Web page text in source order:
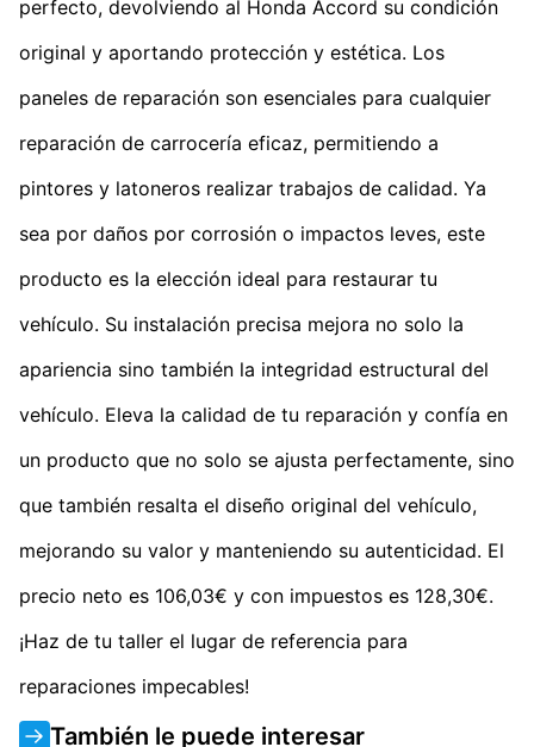
perfecto, devolviendo al Honda Accord su condición
original y aportando protección y estética. Los
paneles de reparación son esenciales para cualquier
reparación de carrocería eficaz, permitiendo a
pintores y latoneros realizar trabajos de calidad. Ya
sea por daños por corrosión o impactos leves, este
producto es la elección ideal para restaurar tu
vehículo. Su instalación precisa mejora no solo la
apariencia sino también la integridad estructural del
vehículo. Eleva la calidad de tu reparación y confía en
un producto que no solo se ajusta perfectamente, sino
que también resalta el diseño original del vehículo,
mejorando su valor y manteniendo su autenticidad. El
precio neto es 106,03€ y con impuestos es 128,30€.
¡Haz de tu taller el lugar de referencia para
reparaciones impecables!
También le puede interesar